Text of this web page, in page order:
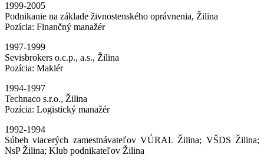
1999-2005
Podnikanie na základe živnostenského oprávnenia, Žilina
Pozícia: Finančný manažér
1997-1999
Sevisbrokers o.c.p., a.s., Žilina
Pozícia: Maklér
1994-1997
Technaco s.r.o., Žilina
Pozícia: Logistický manažér
1992-1994
Súbeh viacerých zamestnávateľov VÚRAL Žilina; VŠDS Žilina;
NsP Žilina; Klub podnikateľov Žilina